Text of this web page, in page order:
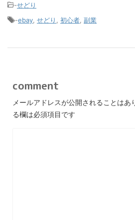
-せどり
-ebay せどり 初心者 副業
comment
メールアドレスが公開されることはあ
る欄は必須項目です